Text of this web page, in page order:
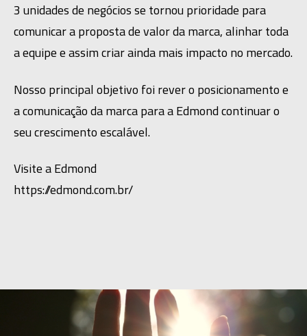
3 unidades de negócios se tornou prioridade para
comunicar a proposta de valor da marca, alinhar toda
a equipe e assim criar ainda mais impacto no mercado.
Nosso principal objetivo foi rever o posicionamento e
a comunicação da marca para a Edmond continuar o
seu crescimento escalável.
Visite a Edmond
https://edmond.com.br/